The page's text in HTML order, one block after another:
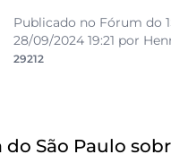
Publicado no Fórum do
28/09/2024 19:21 por
29212
do São Paulo